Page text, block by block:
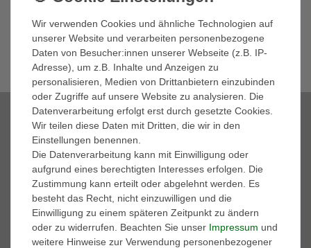
Meine Einwilligung kann ich jederzeit widerrufen.**
Abonnieren
** Hierbei handelt es sich um ein Pflichtfeld.
Zahlungsmöglichkeiten
Marken
A.S. 98
adidas Performance
Wir verwenden Cookies und ähnliche Technologien auf
unserer Website und verarbeiten personenbezogene
Daten von Besucher:innen unserer Webseite (z.B. IP-
Adresse), um z.B. Inhalte und Anzeigen zu
personalisieren, Medien von Drittanbietern einzubinden
oder Zugriffe auf unsere Website zu analysieren. Die
Datenverarbeitung erfolgt erst durch gesetzte Cookies.
Wir teilen diese Daten mit Dritten, die wir in den
Einstellungen benennen.
Die Datenverarbeitung kann mit Einwilligung oder
aufgrund eines berechtigten Interesses erfolgen. Die
Zustimmung kann erteilt oder abgelehnt werden. Es
besteht das Recht, nicht einzuwilligen und die
Einwilligung zu einem späteren Zeitpunkt zu ändern
oder zu widerrufen. Beachten Sie unser Impressum und
weitere Hinweise zur Verwendung personenbezogener